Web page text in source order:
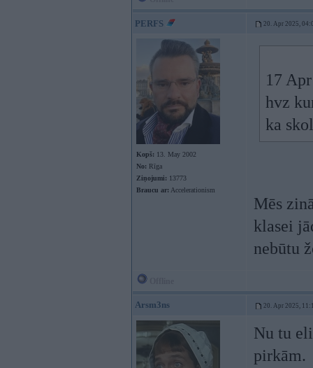
PERFS 20. Apr 2025,
Kopš: 13. May 2002
No: Rīga
Ziņojumi: 13773
Braucu ar: Accelerationism
17
hvz
ka
Mēs
klasei
nebūtu
Arsm3ns 20. Apr 2025,
Nu tu
pirkām.